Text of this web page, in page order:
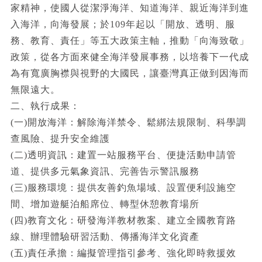
家精神，使國人從潔淨海洋、知道海洋、親近海洋到進
入海洋，向海發展；於109年起以「開放、透明、服
務、教育、責任」等五大政策主軸，推動「向海致敬」
政策，從各方面來健全海洋發展事務，以培養下一代成
為有寬廣胸襟與視野的大國民，讓臺灣真正做到因海而
無限遠大。
二、執行成果：
(一)開放海洋：解除海洋禁令、鬆綁法規限制、科學調
查風險、提升安全維護
(二)透明資訊：建置一站服務平台、便捷活動申請管
道、提供多元氣象資訊、完善告示警訊服務
(三)服務環境：提供友善釣魚場域、設置便利設施空
間、增加遊艇泊船席位、轉型休憩教育場所
(四)教育文化：研發海洋教材教案、建立全國教育路
線、辦理體驗研習活動、傳播海洋文化資產
(五)責任承擔：編擬管理指引參考、強化即時救援效